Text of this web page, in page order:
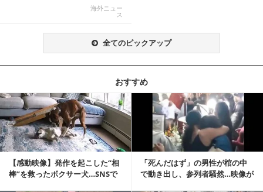
海外ニュー
ス
全てのピックアップ
おすすめ
【感動映像】発作を起こした“相
棒”を救ったボクサー犬…SNSで
「死んだはず」の男性が棺の中
で動き出し、参列者騒然…映像が
記事を読む